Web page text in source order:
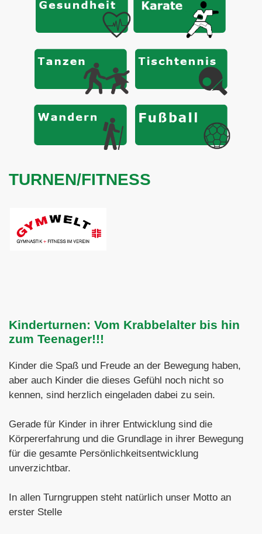
TURNEN/FITNESS
Kinderturnen: Vom Krabbelalter bis hin
zum Teenager!!!
Kinder die Spaß und Freude an der Bewegung haben,
aber auch Kinder die dieses Gefühl noch nicht so
kennen, sind herzlich eingeladen dabei zu sein.
Gerade für Kinder in ihrer Entwicklung sind die
Körpererfahrung und die Grundlage in ihrer Bewegung
für die gesamte Persönlichkeitsentwicklung
unverzichtbar.
In allen Turngruppen steht natürlich unser Motto an
erster Stelle